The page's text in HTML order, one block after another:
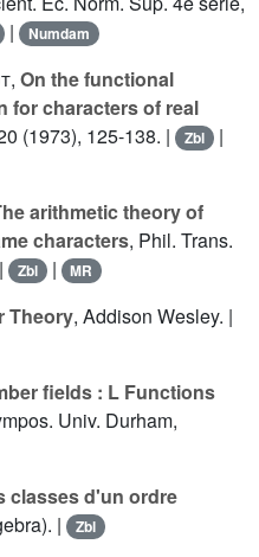
| Numdam
, On the functional
for characters of real
(1973), 125-138. | Zbl |
arithmetic theory of
characters, Phil. Trans.
Zbl | MR
Theory, Addison Wesley. |
fields : L Functions
Univ. Durham,
classes d'un ordre
| Zbl